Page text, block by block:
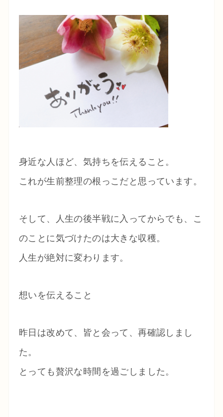
身近な人ほど、気持ちを伝えること。
これが生前整理の根っこだと思っています。
そして、人生の後半戦に入ってからでも、こ
のことに気づけたのは大きな収穫。
人生が絶対に変わります。
想いを伝えること
昨日は改めて、皆と会って、再確認しまし
た。
とっても贅沢な時間を過ごしました。